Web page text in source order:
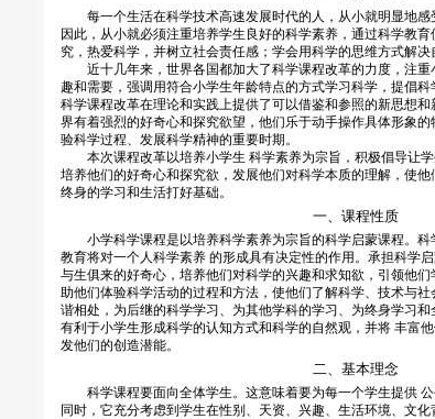
每一个生活在科学技术高速发展时代的人，从小就明显地感
因此，从小就必须注重培养学生良好的科学素养，通过科学教
究，热爱科学，并树立社会责任感；学会用科学的思维方式解决
近十几年来，世界各国都加大了科学课程改革的力度，注重
趣和需要，强调用符合小学生年龄特点的方式学习科学，提倡
科学课程改革在理论和实践上提供了可以借鉴和参照的新思想
界有着强烈的好奇心和探究欲望，他们乐于动手操作具体形象
验科学过程、发展科学精神的重要时期。
本次课程改革以培养小学生 科学素养为宗旨，积极倡导让学
培养他们的好奇心和探究欲，发展他们对科学本质的理解，使
终身的学习和生活打好基础。
一、课程性质
小学科学课程是以培养科学素养为宗旨的科学启蒙课程。科
教育将对一个人科学素养 的形成具有决定性的作用。承担科学
与生俱来的好奇心，培养他们对科学的兴趣和求知欲，引领他
助他们体验科学活动的过程和方法，使他们了解科学、技术与
谐相处，为后继的科学学习、为其他学科的学习、为终身学习和
有利于小学生形成科学的认知方式和科学的自然观，并将 丰富
发他们的创造潜能。
二、基本理念
科学课程要面向全体学生。这意味着要为每一个学生提供 公
同时，它充分考虑到学生在性别、天资、兴趣、生活环境、文